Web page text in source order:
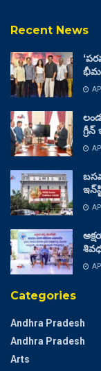
Recent News
Categories
Andhra Pradesh
Andhra Pradesh
Arts